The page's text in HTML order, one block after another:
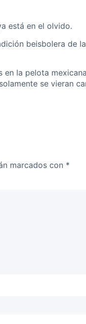
está en el olvido.
beisbolera de
la pelota
se vieran
marcados con *